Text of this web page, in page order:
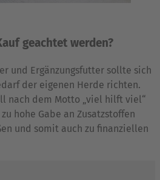
geachtet werden?
und Ergänzungsfutter sollte sich
der eigenen Herde richten.
nach dem Motto „viel hilft viel“
hohe Gabe an Zusatzstoffen
und somit auch zu finanziellen